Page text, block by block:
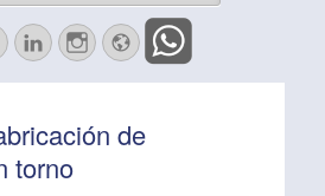
Correo
electrónico
LinkedInInstagram
Website
de
torno